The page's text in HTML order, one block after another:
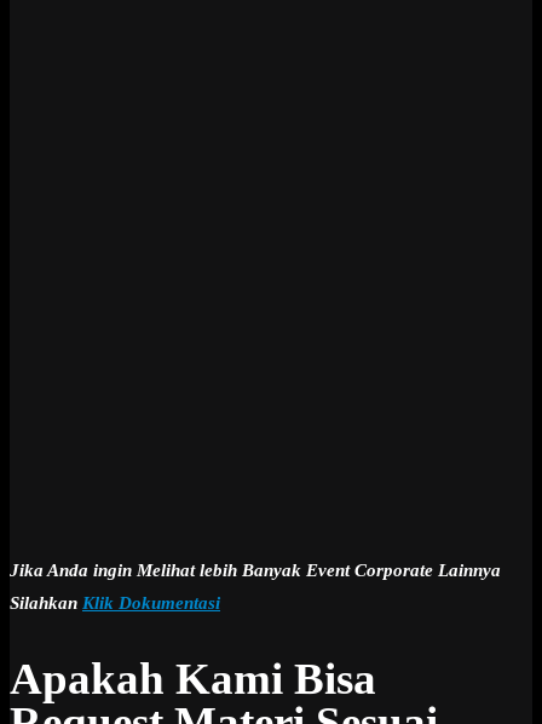
Jika Anda ingin Melihat lebih Banyak Event Corporate Lainnya
Silahkan Klik Dokumentasi
Apakah Kami Bisa